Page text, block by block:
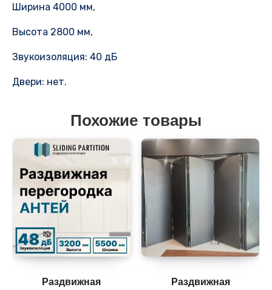
Ширина 4000 мм,
Высота 2800 мм,
Звукоизоляция: 40 дБ
Двери: нет.
Похожие товары
Раздвижная Раздвижная